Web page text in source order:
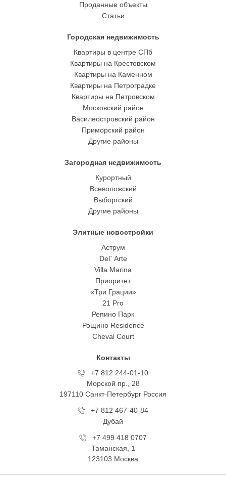
Проданные объекты
Статьи
Городская недвижимость
Квартиры в центре СПб
Квартиры на Крестовском
Квартиры на Каменном
Квартиры на Петроградке
Квартиры на Петровском
Московский район
Василеостровский район
Приморский район
Другие районы
Загородная недвижимость
Курортный
Всеволожский
Выборгский
Другие районы
Элитные новостройки
Аструм
Del` Arte
Villa Marina
Приоритет
«Три Грации»
21 Pro
Репино Парк
Рощино Residence
Cheval Court
Контакты
+7 812 244-01-10
Морской пр., 28
197110 Санкт-Петербург Росcия
+7 812 467-40-84
Дубай
+7 499 418 0707
Таманская, 1
123103 Москва